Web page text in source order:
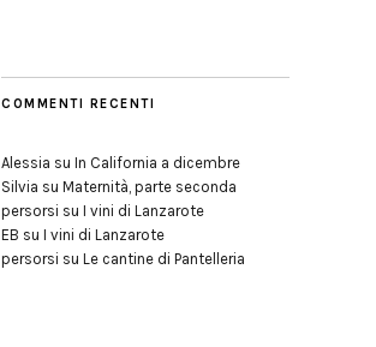
COMMENTI RECENTI
Alessia su In California a dicembre
Silvia su Maternità, parte seconda
persorsi su I vini di Lanzarote
EB su I vini di Lanzarote
persorsi su Le cantine di Pantelleria